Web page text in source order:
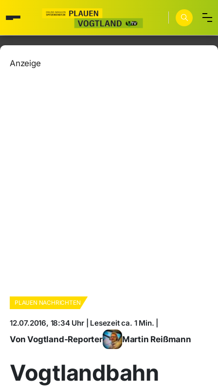
Anzeige
PLAUEN NACHRICHTEN
12.07.2016, 18:34 Uhr | Lesezeit ca. 1 Min. |
Von Vogtland-Reporter Martin Reißmann
Vogtlandbahn